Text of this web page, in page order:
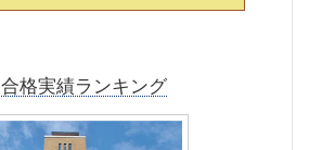
合格実績ランキング